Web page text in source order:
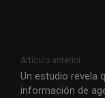
Artículo anterior
Un estudio revela
información de